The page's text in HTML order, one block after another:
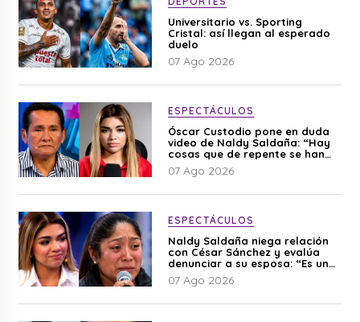
Universitario vs. Sporting
Cristal: así llegan al esperado
duelo
07 Ago 2026
ESPECTÁCULOS
Óscar Custodio pone en duda
video de Naldy Saldaña: “Hay
cosas que de repente se han
editado”
07 Ago 2026
ESPECTÁCULOS
Naldy Saldaña niega relación
con César Sánchez y evalúa
denunciar a su esposa: “Es una
difamación”
07 Ago 2026